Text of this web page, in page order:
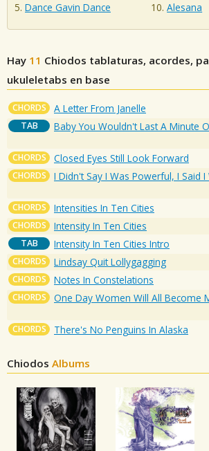
Dance Gavin Dance
Alesana
Hay 11 Chiodos tablaturas, acordes,
ukuleletabs en base
CHORDS A Letter From Janelle
TAB
Baby You Wouldn't Last A Minute
CHORDS Closed Eyes Still Look Forward
CHORDS
I Didn't Say I Was Powerful, I Said
CHORDS Intensities In Ten Cities
CHORDS Intensity In Ten Cities
TAB Intensity In Ten Cities Intro
CHORDS Lindsay Quit Lollygagging
CHORDS Notes In Constelations
CHORDS
One Day Women Will All Become
CHORDS There's No Penguins In Alaska
Chiodos Albums